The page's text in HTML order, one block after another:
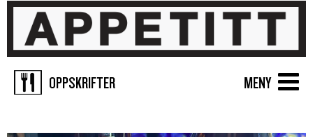
OPPSKRIFTER MENY